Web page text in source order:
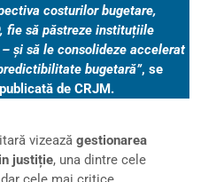
costurilor bugetare,
fie să păstreze instituțiile
și să le consolideze accelerat
bugetară”, se
publicată de CRJM.
vizează gestionarea
justiție, una dintre cele